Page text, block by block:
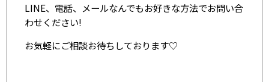
LINE、電話、メールなんでもお好きな方法でお問い合
わせください!
お気軽にご相談お待ちしております♡